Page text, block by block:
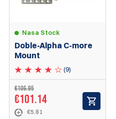
Nasa Stock
Doble-Alpha C-more
Mount
(9)
€106.95
€101.14
€5.81